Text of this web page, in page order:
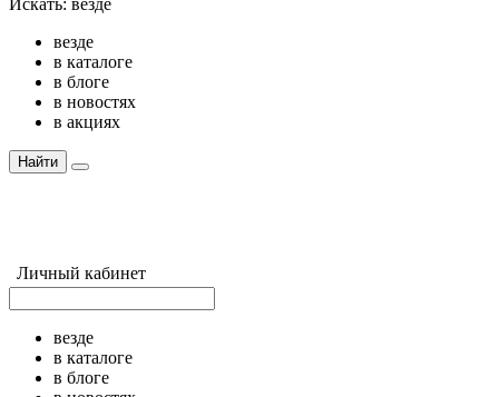
Искать: везде
везде
в каталоге
в блоге
в новостях
в акциях
Найти
Личный кабинет
везде
в каталоге
в блоге